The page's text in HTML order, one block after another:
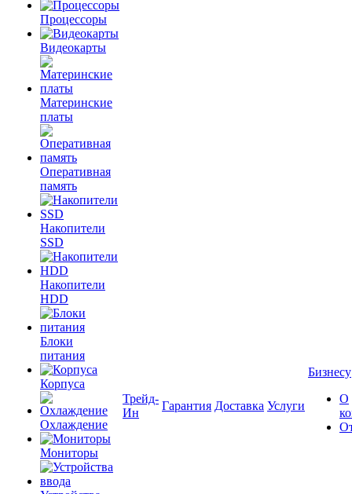
Процессоры
Видеокарты
Материнские
платы
Оперативная
память
Накопители
SSD
Накопители
HDD
Блоки
питания
Корпуса
Охлаждение
Мониторы
Трейд-
Ин
Гарантия Доставка Услуги
Бизнесу
О